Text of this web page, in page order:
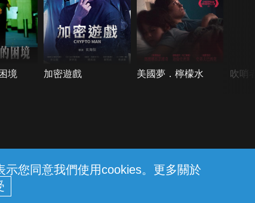
您同意我們使用cookies。更多關於
境 加密遊戲 美國夢．檸檬水 吹哨